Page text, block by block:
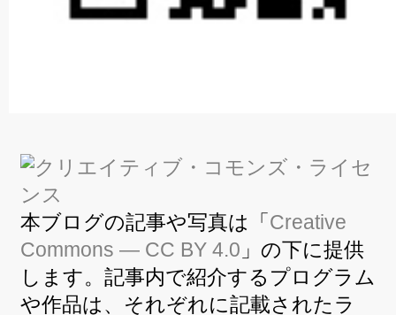
本ブログの記事や写真は「 Creative
Commons — CC BY 4.0 」の下に提供
します。記事内で紹介するプログラム
や作品は、それぞれに記載されたラ